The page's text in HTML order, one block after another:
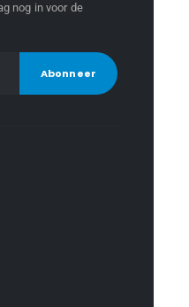
nog in voor de